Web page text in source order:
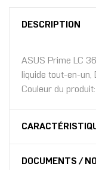
DESCRIPTION
ASUS Prime LC
liquide tout-en-
Couleur du
DOCUMENTS /